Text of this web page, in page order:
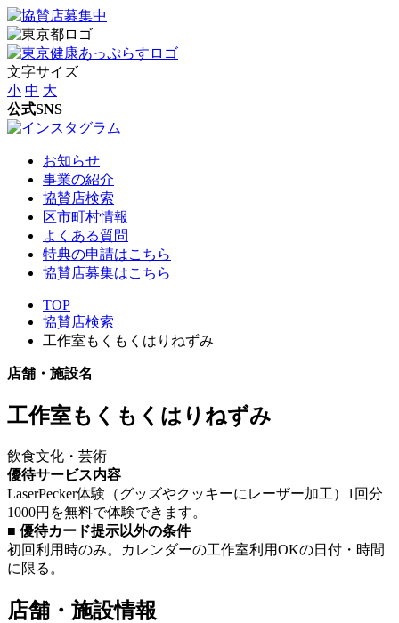
文字サイズ
小 中 大
公式SNS
お知らせ
事業の紹介
協賛店検索
区市町村情報
よくある質問
特典の申請はこちら
協賛店募集はこちら
TOP
協賛店検索
工作室もくもくはりねずみ
店舗・施設名
工作室もくもくはりねずみ
飲食文化・芸術
優待サービス内容
LaserPecker体験（グッズやクッキーにレーザー加工）1回分
1000円を無料で体験できます。
■ 優待カード提示以外の条件
初回利用時のみ。カレンダーの工作室利用OKの日付・時間
に限る。
店舗・施設情報